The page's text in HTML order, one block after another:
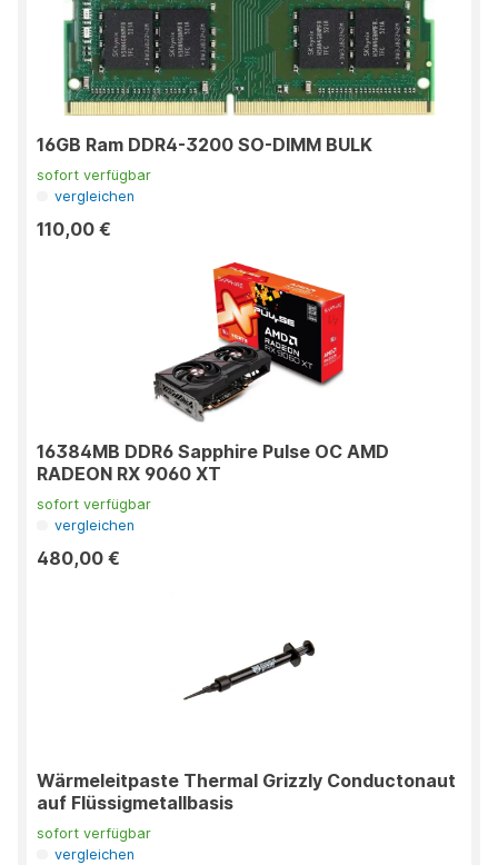
16GB Ram DDR4-3200 SO-DIMM BULK
sofort verfügbar
vergleichen
110,00 €
16384MB DDR6 Sapphire Pulse OC AMD
RADEON RX 9060 XT
sofort verfügbar
vergleichen
480,00 €
Wärmeleitpaste Thermal Grizzly Conductonaut
auf Flüssigmetallbasis
sofort verfügbar
vergleichen